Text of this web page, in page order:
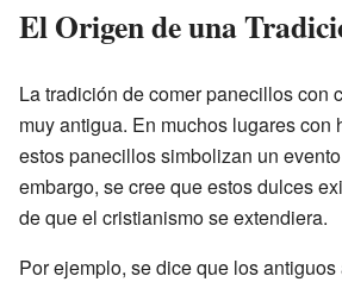
El Origen de una
La tradición de comer panecillos con
muy antigua. En muchos lugares con
estos panecillos simbolizan un
embargo, se cree que estos dulces
de que el cristianismo se extendiera.
Por ejemplo, se dice que los